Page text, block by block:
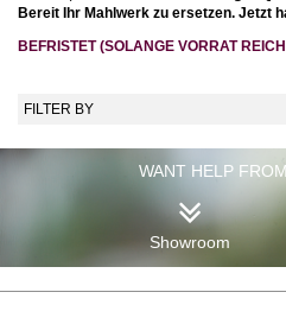
Bereit Ihr Mahlwerk zu ersetzen. Jetzt
BEFRISTET (SOLANGE VORRAT
FILTER BY
WANT HELP
Showroom